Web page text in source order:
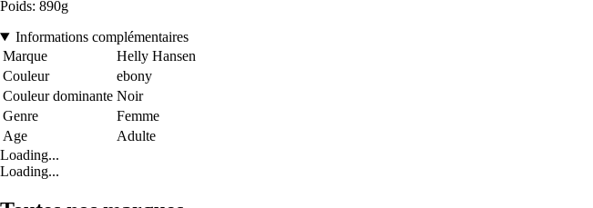
Poids: 890g
Informations complémentaires
Marque
Helly Hansen
Couleur
ebony
Couleur dominante Noir
Genre
Femme
Age
Adulte
Loading...
Loading...